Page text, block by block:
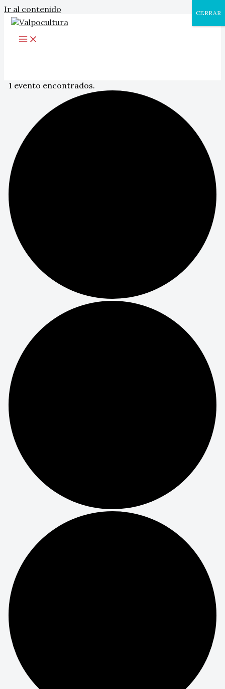
Ir al contenido
1 evento encontrados.
CERRAR